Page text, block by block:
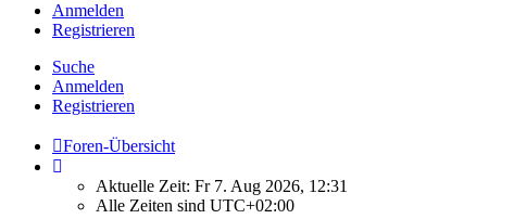
Anmelden
Registrieren
Suche
Anmelden
Registrieren
Foren-Übersicht
Aktuelle Zeit: Fr 7. Aug 2026, 12:31
Alle Zeiten sind UTC+02:00